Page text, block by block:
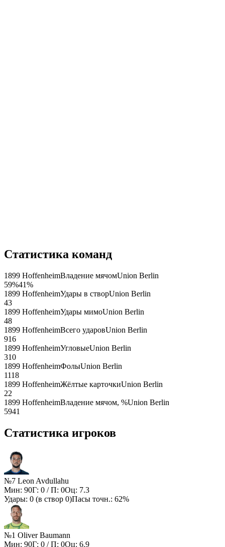
Статистика команд
1899 HoffenheimВладение мячомUnion Berlin
59%41%
1899 HoffenheimУдары в створUnion Berlin
43
1899 HoffenheimУдары мимоUnion Berlin
48
1899 HoffenheimВсего ударовUnion Berlin
916
1899 HoffenheimУгловыеUnion Berlin
310
1899 HoffenheimФолыUnion Berlin
1118
1899 HoffenheimЖёлтые карточкиUnion Berlin
22
1899 HoffenheimВладение мячом, %Union Berlin
5941
Статистика игроков
№7 Leon Avdullahu
Мин: 90Г: 0 / П: 0Оц: 7.3
Удары: 0 (в створ 0)Пасы точн.: 62%
№1 Oliver Baumann
Мин: 90Г: 0 / П: 0Оц: 6.9